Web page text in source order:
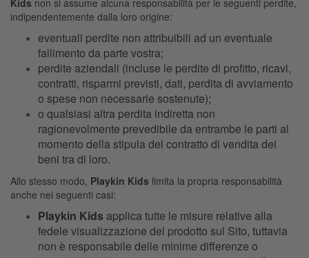
indipendentemente dalla loro origine:
eventuali perdite non attribuibili ad un eventuale
fallimento da parte vostra;
perdite aziendali (incluse le perdite di profitto, ricavi,
contratti, risparmi previsti, dati, perdita di avviamento
o spese non necessarie sostenute);
o qualsiasi altra perdita indiretta non
ragionevolmente prevedibile da entrambe le parti al
momento della stipula del contratto di vendita dei
beni tra di loro.
Allo stesso modo, Playkin Kids limita la propria responsabilità
anche nei seguenti casi:
Playkin Kids applica tutte le misure relative alla
fedele visualizzazione del prodotto sul Sito, tuttavia
non è responsabile delle minime differenze o